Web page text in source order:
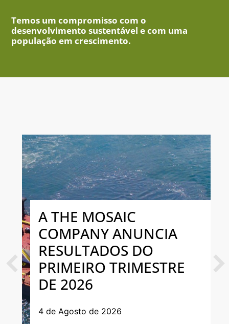
Temos um compromisso com o
desenvolvimento sustentável e com uma
população em crescimento.
A THE MOSAIC
COMPANY ANUNCIA
RESULTADOS DO
PRIMEIRO TRIMESTRE
DE 2026
4 de Agosto de 2026
Previous